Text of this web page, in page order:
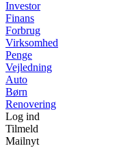
Investor
Finans
Forbrug
Virksomhed
Penge
Vejledning
Auto
Børn
Renovering
Log ind
Tilmeld
Mailnyt